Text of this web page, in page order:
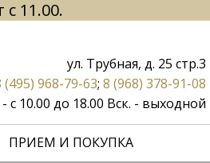
с 11.00.
ПРИЕМ И ПОКУПКА
ул. Трубная, д. 25 стр.3
(495) 968-79-63; 8 (968) 378-91-08
с 10.00 до 18.00 Вск. - выходной